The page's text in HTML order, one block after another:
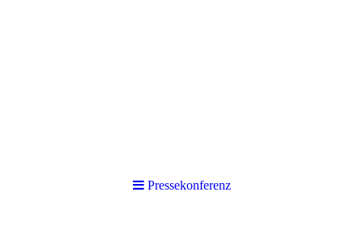
Pressekonferenz